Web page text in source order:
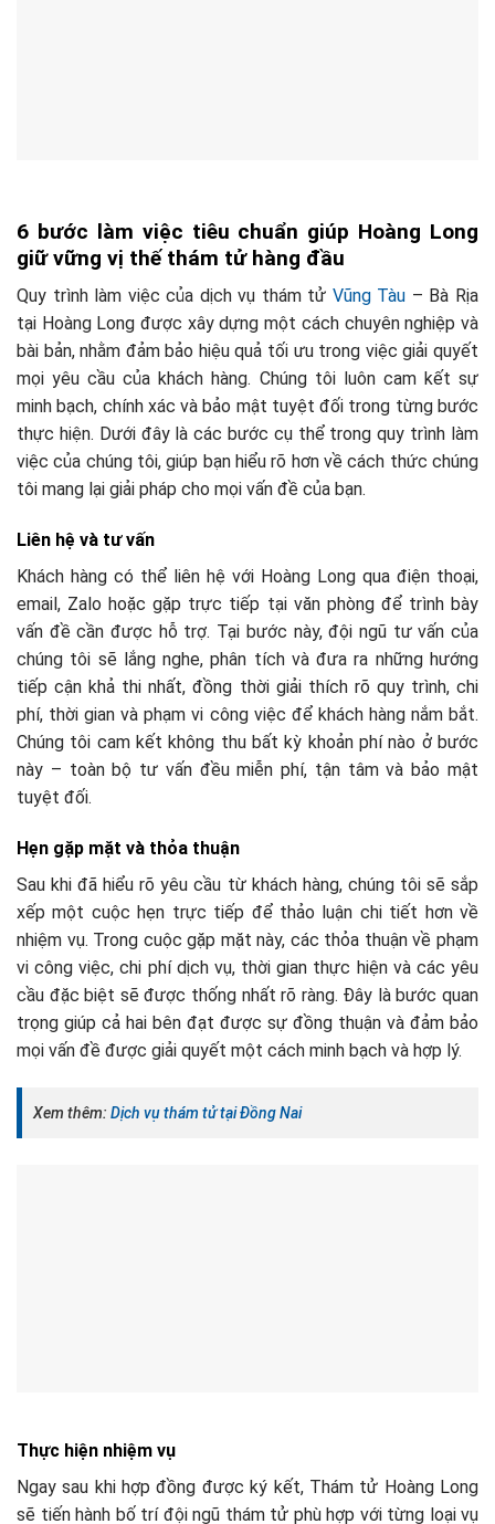
6 bước làm việc tiêu chuẩn giúp Hoàng Long
giữ vững vị thế thám tử hàng đầu
Quy trình làm việc của dịch vụ thám tử Vũng Tàu – Bà Rịa
tại Hoàng Long được xây dựng một cách chuyên nghiệp và
bài bản, nhằm đảm bảo hiệu quả tối ưu trong việc giải quyết
mọi yêu cầu của khách hàng. Chúng tôi luôn cam kết sự
minh bạch, chính xác và bảo mật tuyệt đối trong từng bước
thực hiện. Dưới đây là các bước cụ thể trong quy trình làm
việc của chúng tôi, giúp bạn hiểu rõ hơn về cách thức chúng
tôi mang lại giải pháp cho mọi vấn đề của bạn.
Liên hệ và tư vấn
Khách hàng có thể liên hệ với Hoàng Long qua điện thoại,
email, Zalo hoặc gặp trực tiếp tại văn phòng để trình bày
vấn đề cần được hỗ trợ. Tại bước này, đội ngũ tư vấn của
chúng tôi sẽ lắng nghe, phân tích và đưa ra những hướng
tiếp cận khả thi nhất, đồng thời giải thích rõ quy trình, chi
phí, thời gian và phạm vi công việc để khách hàng nắm bắt.
Chúng tôi cam kết không thu bất kỳ khoản phí nào ở bước
này – toàn bộ tư vấn đều miễn phí, tận tâm và bảo mật
tuyệt đối.
Hẹn gặp mặt và thỏa thuận
Sau khi đã hiểu rõ yêu cầu từ khách hàng, chúng tôi sẽ sắp
xếp một cuộc hẹn trực tiếp để thảo luận chi tiết hơn về
nhiệm vụ. Trong cuộc gặp mặt này, các thỏa thuận về phạm
vi công việc, chi phí dịch vụ, thời gian thực hiện và các yêu
cầu đặc biệt sẽ được thống nhất rõ ràng. Đây là bước quan
trọng giúp cả hai bên đạt được sự đồng thuận và đảm bảo
mọi vấn đề được giải quyết một cách minh bạch và hợp lý.
Xem thêm: Dịch vụ thám tử tại Đồng Nai
Thực hiện nhiệm vụ
Ngay sau khi hợp đồng được ký kết, Thám tử Hoàng Long
sẽ tiến hành bố trí đội ngũ thám tử phù hợp với từng loại vụ